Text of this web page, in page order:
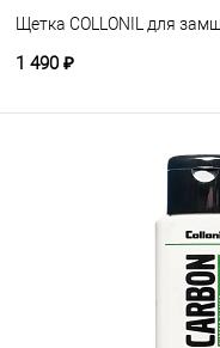
Щетка COLLONIL для
1 490 ₽